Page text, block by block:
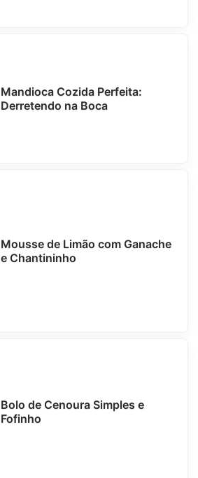
Mandioca Cozida Perfeita:
Derretendo na Boca
Mousse de Limão com Ganache
e Chantininho
Bolo de Cenoura Simples e
Fofinho